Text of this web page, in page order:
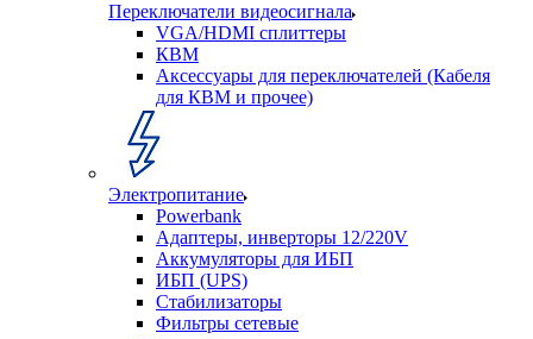
Переключатели видеосигнала
VGA/HDMI сплиттеры
КВМ
Аксессуары для переключателей (Кабеля
для КВМ и прочее)
Электропитание
Powerbank
Адаптеры, инверторы 12/220V
Аккумуляторы для ИБП
ИБП (UPS)
Стабилизаторы
Фильтры сетевые